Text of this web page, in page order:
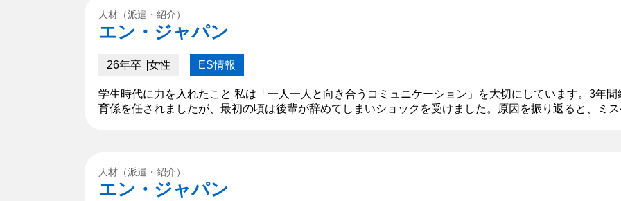
人材（派遣・紹介）
エン・ジャパン
26年卒 女性 ES情報
学生時代に力を入れたこと 私は「一人一人と向き合うコミュニケーション」を大切にしています。3年
育係を任されましたが、最初の頃は後輩が辞めてしまいショックを受けました。原因を振り返ると、ミ
人材（派遣・紹介）
エン・ジャパン